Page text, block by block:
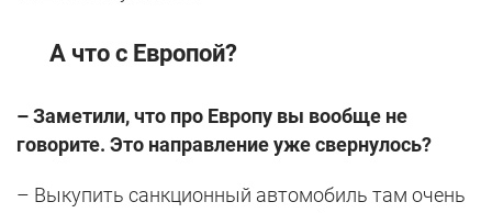
А что с Европой?
– Заметили, что про Европу вы вообще не
говорите. Это направление уже свернулось?
– Выкупить санкционный автомобиль там очень